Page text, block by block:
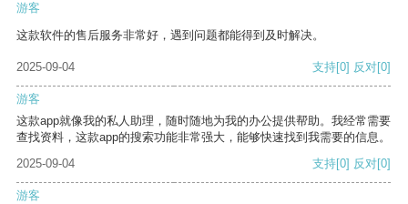
游客
这款软件的售后服务非常好，遇到问题都能得到及时解决。
2025-09-04 支持[0] 反对[0]
游客
这款app就像我的私人助理，随时随地为我的办公提供帮助。我经常需要
查找资料，这款app的搜索功能非常强大，能够快速找到我需要的信息。
2025-09-04
支持[0] 反对[0]
游客